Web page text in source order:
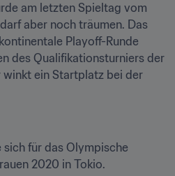
am letzten Spieltag vom
aber noch träumen. Das
Playoff-Runde
des Qualifikationsturniers der
winkt ein Startplatz bei der
für das Olympische
2020 in Tokio.